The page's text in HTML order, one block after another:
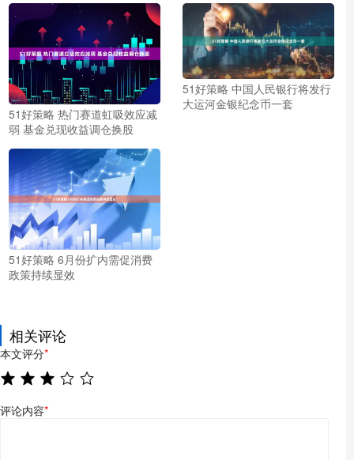
51好策略 热门赛道虹吸效应减
弱 基金兑现收益调仓换股
51好策略 中国人民银行将发行
大运河金银纪念币一套
51好策略 6月份扩内需促消费
政策持续显效
相关评论
本文评分*
评论内容*